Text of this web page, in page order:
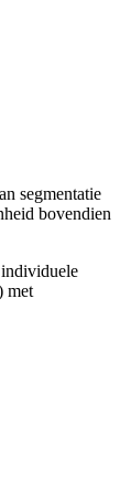
segmentatie
bovendien
met